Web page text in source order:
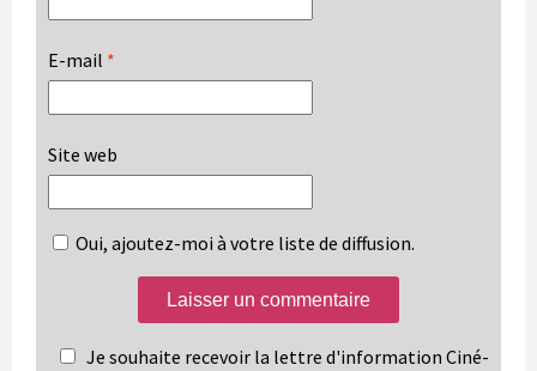
E-mail *
Site web
Oui, ajoutez-moi à votre liste de diffusion.
Je souhaite recevoir la lettre d'information Ciné-